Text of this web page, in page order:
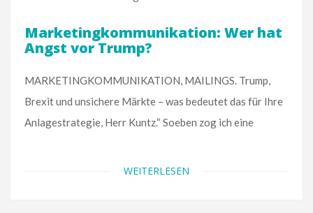
Marketingkommunikation: Wer hat
Angst vor Trump?
MARKETINGKOMMUNIKATION, MAILINGS. Trump,
Brexit und unsichere Märkte – was bedeutet das für Ihre
Anlagestrategie, Herr Kuntz.“ Soeben zog ich eine
WEITERLESEN